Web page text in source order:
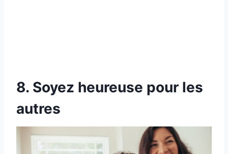
8. Soyez heureuse pour les
autres